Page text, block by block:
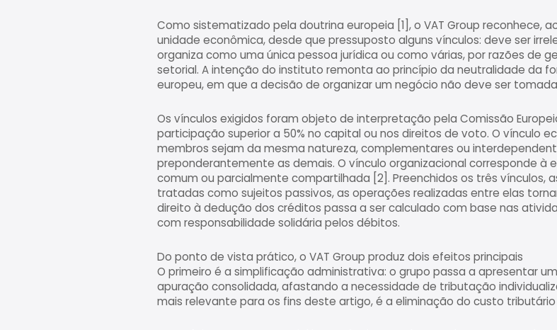
Como sistematizado pela doutrina europeia [1], o VAT Group reconhece,
unidade econômica, desde que pressuposto alguns vínculos: deve ser
organiza como uma única pessoa jurídica ou como várias, por razões de
setorial. A intenção do instituto remonta ao princípio da neutralidade da
europeu, em que a decisão de organizar um negócio não deve ser
Os vínculos exigidos foram objeto de interpretação pela Comissão
participação superior a 50% no capital ou nos direitos de voto. O vínculo
membros sejam da mesma natureza, complementares ou
preponderantemente as demais. O vínculo organizacional corresponde à
comum ou parcialmente compartilhada [2]. Preenchidos os três vínculos,
tratadas como sujeitos passivos, as operações realizadas entre elas
direito à dedução dos créditos passa a ser calculado com base nas
com responsabilidade solidária pelos débitos.
Do ponto de vista prático, o VAT Group produz dois efeitos principais
O primeiro é a simplificação administrativa: o grupo passa a apresentar
apuração consolidada, afastando a necessidade de tributação
mais relevante para os fins deste artigo, é a eliminação do custo